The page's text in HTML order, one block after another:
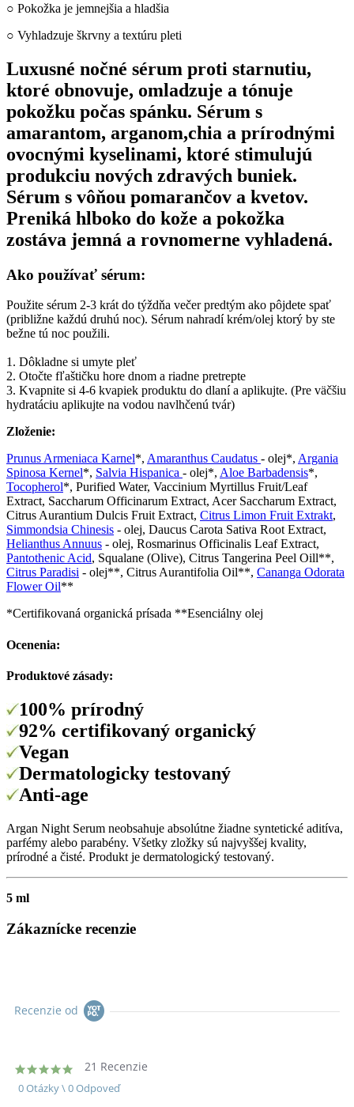
○ Pokožka je jemnejšia a hladšia
○ Vyhladzuje škrvny a textúru pleti
Luxusné nočné sérum proti starnutiu,
ktoré obnovuje, omladzuje a tónuje
pokožku počas spánku. Sérum s
amarantom, arganom,chia a prírodnými
ovocnými kyselinami, ktoré stimulujú
produkciu nových zdravých buniek.
Sérum s vôňou pomarančov a kvetov.
Preniká hlboko do kože a pokožka
zostáva jemná a rovnomerne vyhladená.
Ako používať sérum:
Použite sérum 2-3 krát do týždňa večer predtým ako pôjdete spať
(približne každú druhú noc). Sérum nahradí krém/olej ktorý by ste
bežne tú noc použili.
1. Dôkladne si umyte pleť
2. Otočte fľaštičku hore dnom a riadne pretrepte
3. Kvapnite si 4-6 kvapiek produktu do dlaní a aplikujte. (Pre väčšiu
hydratáciu aplikujte na vodou navlhčenú tvár)
Zloženie:
Prunus Armeniaca Karnel*, Amaranthus Caudatus - olej*, Argania
Spinosa Kernel*, Salvia Hispanica - olej*, Aloe Barbadensis*,
Tocopherol*, Purified Water, Vaccinium Myrtillus Fruit/Leaf
Extract, Saccharum Officinarum Extract, Acer Saccharum Extract,
Citrus Aurantium Dulcis Fruit Extract, Citrus Limon Fruit Extrakt,
Simmondsia Chinesis - olej, Daucus Carota Sativa Root Extract,
Helianthus Annuus - olej, Rosmarinus Officinalis Leaf Extract,
Pantothenic Acid, Squalane (Olive), Citrus Tangerina Peel Oill**,
Citrus Paradisi - olej**, Citrus Aurantifolia Oil**, Cananga Odorata
Flower Oil**
*Certifikovaná organická prísada **Esenciálny olej
Ocenenia:
Produktové zásady:
100% prírodný
92% certifikovaný organický
Vegan
Dermatologicky testovaný
Anti-age
Argan Night Serum neobsahuje absolútne žiadne syntetické aditíva,
parfémy alebo parabény. Všetky zložky sú najvyššej kvality,
prírodné a čisté. Produkt je dermatologický testovaný.
5 ml
Zákaznícke recenzie
Recenzie od
5.0
star
rating
21 Recenzie
0 Otázky \ 0 Odpoveď